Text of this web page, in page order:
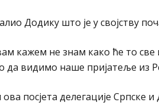
Додику што је у својству
кажем не знам како ће то све
да видимо наше пријатеље из
посјета делегације Српске